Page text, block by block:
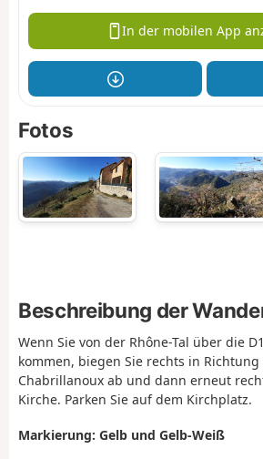
In der mobilen App
Fotos
Beschreibung der
Wenn Sie von der Rhône-Tal über die
kommen, biegen Sie rechts in
Chabrillanoux ab und dann erneut
Kirche. Parken Sie auf dem Kirchplatz.
Markierung: Gelb und Gelb-Weiß